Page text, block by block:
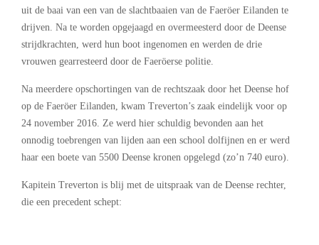
uit de baai van een van de slachtbaaien van de Faeröer Eilanden te
drijven. Na te worden opgejaagd en overmeesterd door de Deense
strijdkrachten, werd hun boot ingenomen en werden de drie
vrouwen gearresteerd door de Faeröerse politie.
Na meerdere opschortingen van de rechtszaak door het Deense hof
op de Faeröer Eilanden, kwam Treverton’s zaak eindelijk voor op
24 november 2016. Ze werd hier schuldig bevonden aan het
onnodig toebrengen van lijden aan een school dolfijnen en er werd
haar een boete van 5500 Deense kronen opgelegd (zo’n 740 euro).
Kapitein Treverton is blij met de uitspraak van de Deense rechter,
die een precedent schept: